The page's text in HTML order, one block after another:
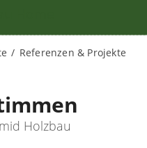
Referenzen & Projekte
Holzbau